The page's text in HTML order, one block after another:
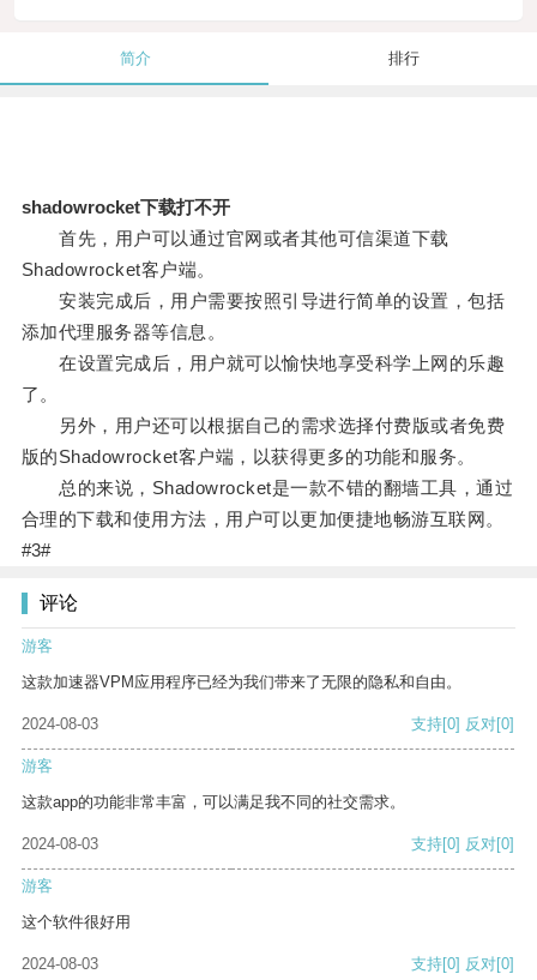
简介 排行
shadowrocket下载打不开
首先，用户可以通过官网或者其他可信渠道下载
Shadowrocket客户端。
安装完成后，用户需要按照引导进行简单的设置，包括
添加代理服务器等信息。
在设置完成后，用户就可以愉快地享受科学上网的乐趣
了。
另外，用户还可以根据自己的需求选择付费版或者免费
版的Shadowrocket客户端，以获得更多的功能和服务。
总的来说，Shadowrocket是一款不错的翻墙工具，通过
合理的下载和使用方法，用户可以更加便捷地畅游互联网。
#3#
评论
游客
这款加速器VPM应用程序已经为我们带来了无限的隐私和自由。
2024-08-03 支持[0] 反对[0]
游客
这款app的功能非常丰富，可以满足我不同的社交需求。
2024-08-03 支持[0] 反对[0]
游客
这个软件很好用
2024-08-03 支持[0] 反对[0]